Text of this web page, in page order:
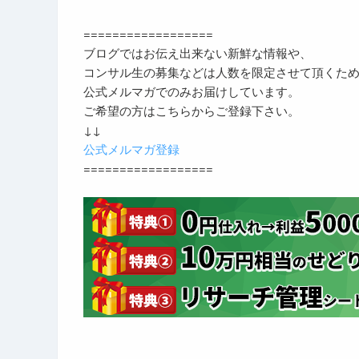
==================
ブログではお伝え出来ない新鮮な情報や、
コンサル生の募集などは人数を限定させて頂くため
公式メルマガでのみお届けしています。
ご希望の方はこちらからご登録下さい。
↓↓
公式メルマガ登録
==================